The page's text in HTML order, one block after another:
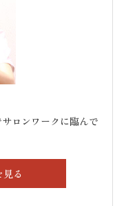
ロンワークに臨んで
る